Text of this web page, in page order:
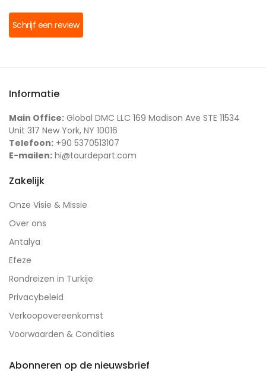
Schrijf een review
Informatie
Main Office: Global DMC LLC 169 Madison Ave STE 11534
Unit 317 New York, NY 10016
Telefoon: +90 5370513107
E-mailen: hi@tourdepart.com
Zakelijk
Onze Visie & Missie
Over ons
Antalya
Efeze
Rondreizen in Turkije
Privacybeleid
Verkoopovereenkomst
Voorwaarden & Condities
Abonneren op de nieuwsbrief